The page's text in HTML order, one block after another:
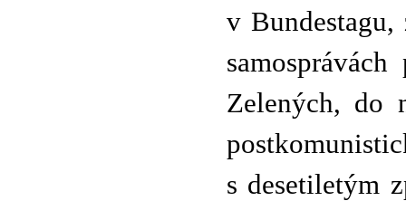
v Bundestagu,
Zelených, do
s desetiletým